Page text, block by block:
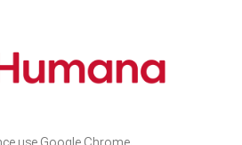
use Google Chrome.